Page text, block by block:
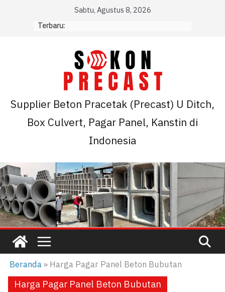
Sabtu, Agustus 8, 2026
Terbaru:
Supplier Beton Pracetak (Precast) U Ditch,
Box Culvert, Pagar Panel, Kanstin di
Indonesia
Beranda» Harga Pagar Panel Beton Bubutan
Harga Pagar Panel Beton Bubutan